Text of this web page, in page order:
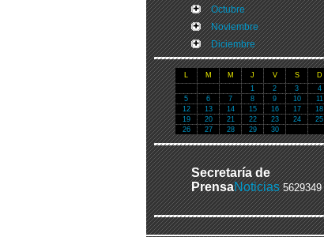
Octubre
Noviembre
Diciembre
L M M J V S
D
1
2 3
4
5
6 7 8 9 10
11
12
13 14 15 16 17
18
19
20 21 22 23 24
25
26
27 28 29 30
Secretaría de
PrensaNoticias 5629349